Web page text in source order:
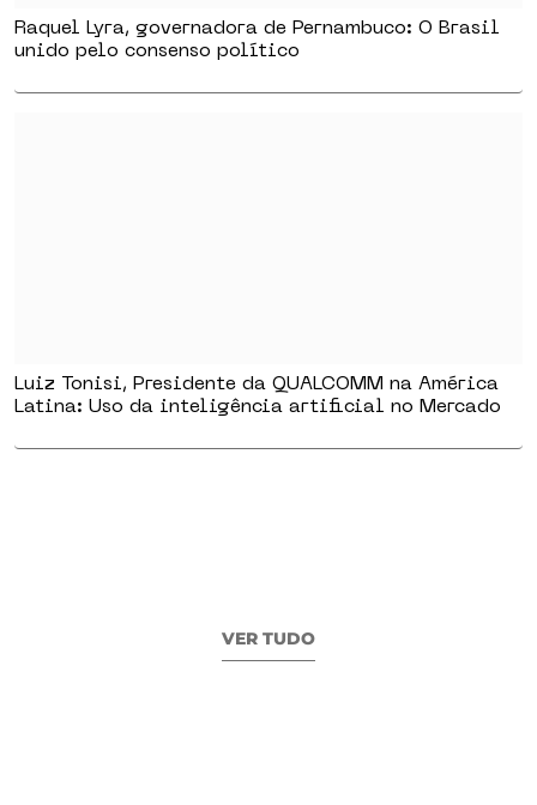
Raquel Lyra, governadora de Pernambuco: O Brasil
unido pelo consenso político
Luiz Tonisi, Presidente da QUALCOMM na América
Latina: Uso da inteligência artificial no Mercado
VER TUDO